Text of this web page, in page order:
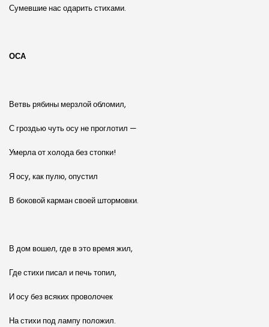
Сумевшие нас одарить стихами.
ОСА
Ветвь рябины мерзлой обломил,
С гроздью чуть осу не проглотил —
Умерла от холода без стопки!
Я осу, как пулю, опустил
В боковой карман своей штормовки.
В дом вошел, где в это время жил,
Где стихи писал и печь топил,
И осу без всяких проволочек
На стихи под лампу положил.